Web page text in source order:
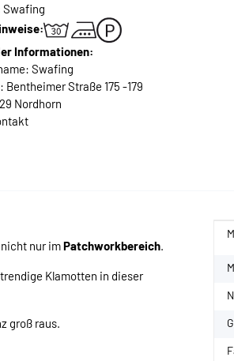
Swafing
Informationen:
Swafing
Bentheimer Straße 175 -179
Nordhorn
nicht nur imPatchworkbereich.
Klamotten in dieser
groß raus.